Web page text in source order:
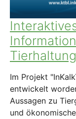
Im Projekt
entwickelt
Aussagen zu
und